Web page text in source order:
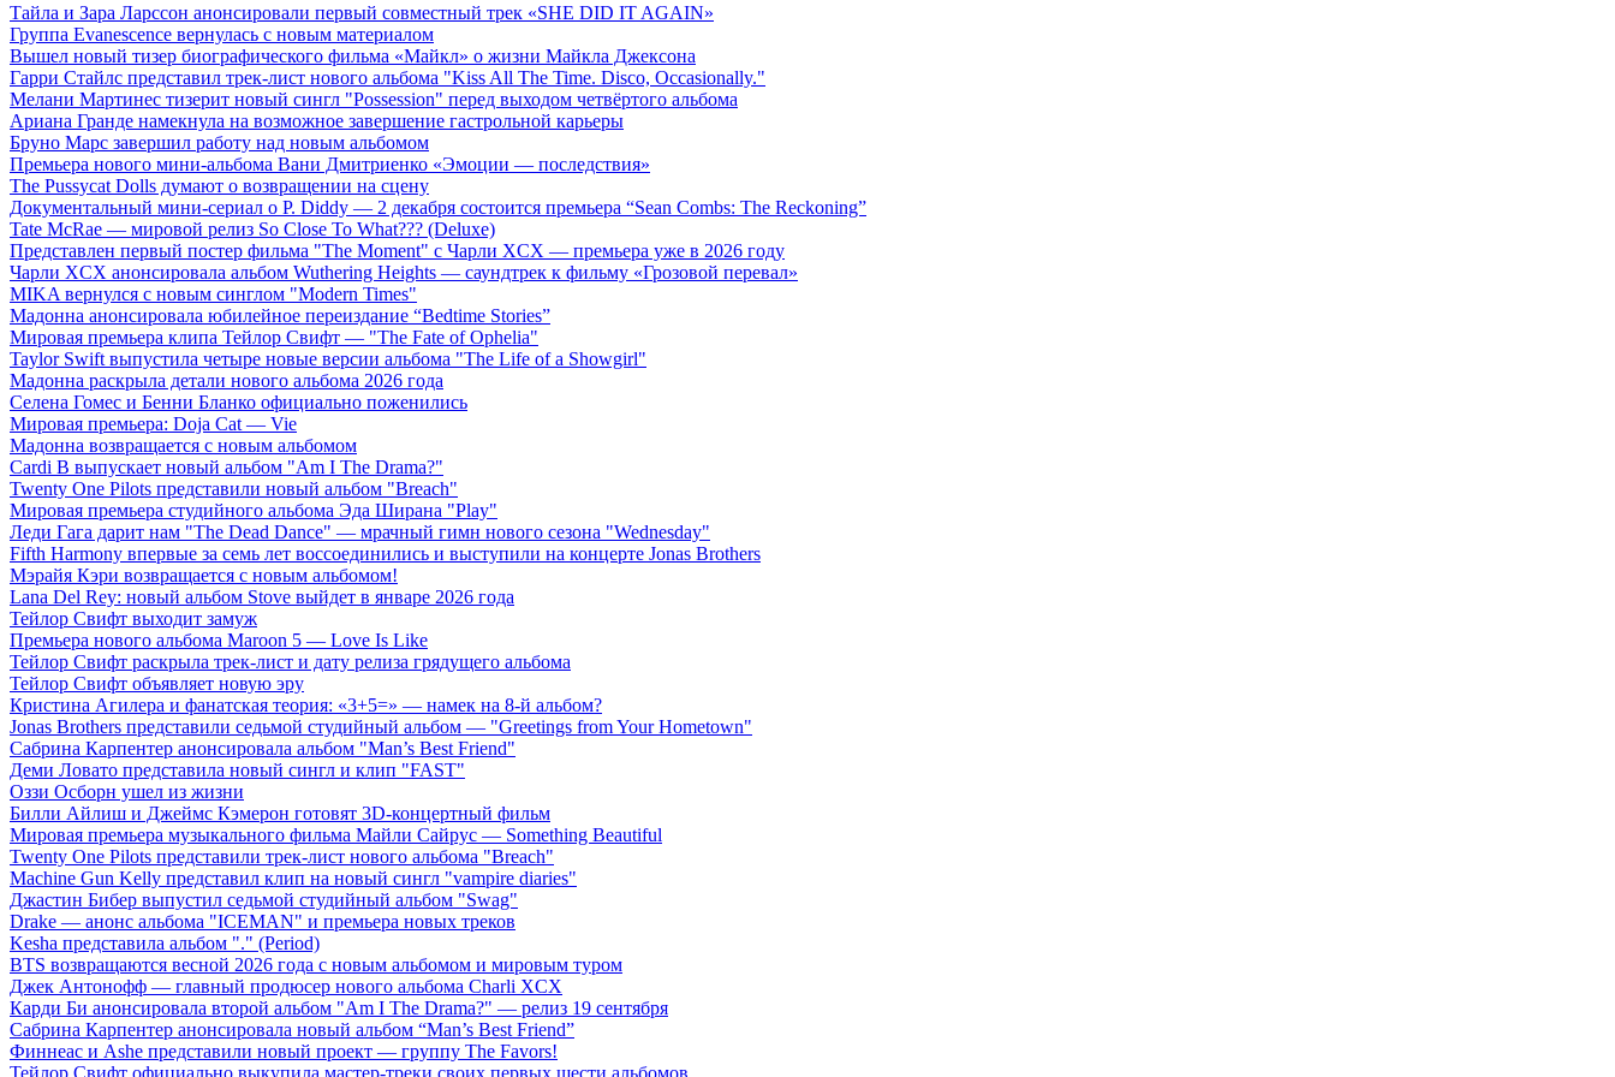
Тайла и Зара Ларссон анонсировали первый совместный трек «SHE DID IT AGAIN»
Группа Evanescence вернулась с новым материалом
Вышел новый тизер биографического фильма «Майкл» о жизни Майкла Джексона
Гарри Стайлс представил трек-лист нового альбома "Kiss All The Time. Disco, Occasionally."
Мелани Мартинес тизерит новый сингл "Possession" перед выходом четвёртого альбома
Ариана Гранде намекнула на возможное завершение гастрольной карьеры
Бруно Марс завершил работу над новым альбомом
Премьера нового мини-альбома Вани Дмитриенко «Эмоции — последствия»
The Pussycat Dolls думают о возвращении на сцену
Документальный мини-сериал о P. Diddy — 2 декабря состоится премьера “Sean Combs: The Reckoning”
Tate McRae — мировой релиз So Close To What??? (Deluxe)
Представлен первый постер фильма "The Moment" с Чарли XCX — премьера уже в 2026 году
Чарли XCX анонсировала альбом Wuthering Heights — саундтрек к фильму «Грозовой перевал»
MIKA вернулся с новым синглом "Modern Times"
Мадонна анонсировала юбилейное переиздание “Bedtime Stories”
Мировая премьера клипа Тейлор Свифт — "The Fate of Ophelia"
Taylor Swift выпустила четыре новые версии альбома "The Life of a Showgirl"
Мадонна раскрыла детали нового альбома 2026 года
Селена Гомес и Бенни Бланко официально поженились
Мировая премьера: Doja Cat — Vie
Мадонна возвращается с новым альбомом
Cardi B выпускает новый альбом "Am I The Drama?"
Twenty One Pilots представили новый альбом "Breach"
Мировая премьера студийного альбома Эда Ширана "Play"
Леди Гага дарит нам "The Dead Dance" — мрачный гимн нового сезона "Wednesday"
Fifth Harmony впервые за семь лет воссоединились и выступили на концерте Jonas Brothers
Мэрайя Кэри возвращается с новым альбомом!
Lana Del Rey: новый альбом Stove выйдет в январе 2026 года
Тейлор Свифт выходит замуж
Премьера нового альбома Maroon 5 — Love Is Like
Тейлор Свифт раскрыла трек-лист и дату релиза грядущего альбома
Тейлор Свифт объявляет новую эру
Кристина Агилера и фанатская теория: «3+5=» — намек на 8-й альбом?
Jonas Brothers представили седьмой студийный альбом — "Greetings from Your Hometown"
Сабрина Карпентер анонсировала альбом "Man’s Best Friend"
Деми Ловато представила новый сингл и клип "FAST"
Оззи Осборн ушел из жизни
Билли Айлиш и Джеймс Кэмерон готовят 3D-концертный фильм
Мировая премьера музыкального фильма Майли Сайрус — Something Beautiful
Twenty One Pilots представили трек-лист нового альбома "Breach"
Machine Gun Kelly представил клип на новый сингл "vampire diaries"
Джастин Бибер выпустил седьмой студийный альбом "Swag"
Drake — анонс альбома "ICEMAN" и премьера новых треков
Kesha представила альбом "." (Period)
BTS возвращаются весной 2026 года с новым альбомом и мировым туром
Джек Антонофф — главный продюсер нового альбома Charli XCX
Карди Би анонсировала второй альбом "Am I The Drama?" — релиз 19 сентября
Сабрина Карпентер анонсировала новый альбом “Man’s Best Friend”
Финнеас и Ashe представили новый проект — группу The Favors!
Тейлор Свифт официально выкупила мастер-треки своих первых шести альбомов